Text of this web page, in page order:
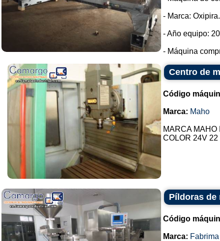
- Marca: Oxipira.
- Año equipo:
- Máquina
Centro de
Código
Marca: Maho
MARCA
COLOR 24V
Píldoras de
Código
Marca: Fabrima